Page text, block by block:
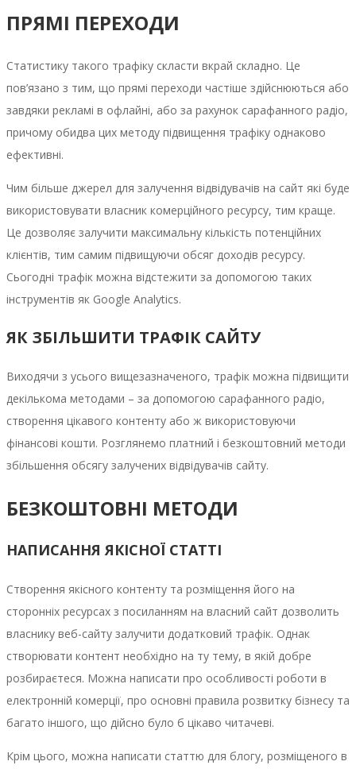
ПРЯМІ ПЕРЕХОДИ
Статистику такого трафіку скласти вкрай складно. Це
пов’язано з тим, що прямі переходи частіше здійснюються або
завдяки рекламі в офлайні, або за рахунок сарафанного радіо,
причому обидва цих методу підвищення трафіку однаково
ефективні.
Чим більше джерел для залучення відвідувачів на сайт які буде
використовувати власник комерційного ресурсу, тим краще.
Це дозволяє залучити максимальну кількість потенційних
клієнтів, тим самим підвищуючи обсяг доходів ресурсу.
Сьогодні трафік можна відстежити за допомогою таких
інструментів як Google Analytics.
ЯК ЗБІЛЬШИТИ ТРАФІК САЙТУ
Виходячи з усього вищезазначеного, трафік можна підвищити
декількома методами – за допомогою сарафанного радіо,
створення цікавого контенту або ж використовуючи
фінансові кошти. Розглянемо платний і безкоштовний методи
збільшення обсягу залучених відвідувачів сайту.
БЕЗКОШТОВНІ МЕТОДИ
НАПИСАННЯ ЯКІСНОЇ СТАТТІ
Створення якісного контенту та розміщення його на
сторонніх ресурсах з посиланням на власний сайт дозволить
власнику веб-сайту залучити додатковий трафік. Однак
створювати контент необхідно на ту тему, в якій добре
розбираєтеся. Можна написати про особливості роботи в
електронній комерції, про основні правила розвитку бізнесу та
багато іншого, що дійсно було б цікаво читачеві.
Крім цього, можна написати статтю для блогу, розміщеного в